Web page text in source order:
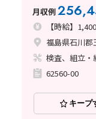
月収例
【時給】
福島県石川郡
検査、組立・
62560-00
キープ